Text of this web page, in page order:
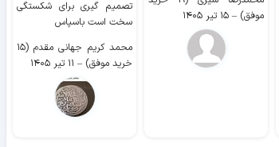
موفق) – ۱۵ تیر ۱۴۰۵
تصمیم گیری برای شکستگی
سخت است باسپاس
محمد کریم جهانی مقدم (۱۵
خرید موفق) – ۱۱ تیر ۱۴۰۵